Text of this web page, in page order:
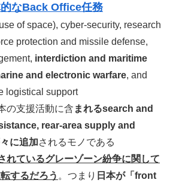
なBack Office任務
of space), cyber-security, research
protection and missile defense,
interdiction and maritime
and electronic warfare, and
logistical support
の支援活動に含 まれるsearch and
rear-area supply and
に追加されるモノである
れているグレーゾーン紛争に関して
するだろう 。つまり 日本が「front